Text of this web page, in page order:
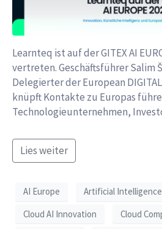
Learnteq ist auf der GITEX AI
vertreten. Geschäftsführer Salim
Delegierter der European
knüpft Kontakte zu Europas
Technologieunternehmen,
Lies weiter
AI Europe
Artificial
Cloud AI Innovation
Cloud